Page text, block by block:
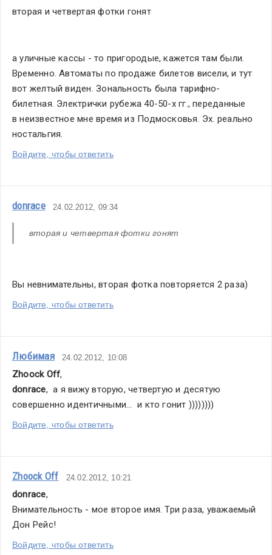
вторая и четвертая фотки гонят
а уличные кассы - то пригородые, кажется там были.
Временно. Автоматы по продаже билетов висели, и тут
вот желтый виден. Зональность была тарифно-
билетная. Электрички рубежа 40-50-х гг., переданные
в неизвестное мне время из Подмосковья. Эх. реально
ностальгия.
Войдите, чтобы ответить
donrace 24.02.2012, 09:34
вторая и четвертая фотки гонят
Вы невнимательны, вторая фотка повторяется 2 раза)
Войдите, чтобы ответить
Любимая 24.02.2012, 10:08
Zhoock Off,
donrace,  а я вижу вторую, четвертую и десятую
совершенно идентичными...  и кто гонит ))))))))
Войдите, чтобы ответить
Zhoock Off 24.02.2012, 10:21
donrace,
Внимательность - мое второе имя. Три раза, уважаемый
Дон Рейс!
Войдите, чтобы ответить